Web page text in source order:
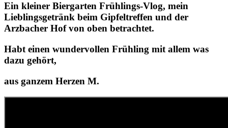
Ein kleiner Biergarten Frühlings-Vlog, mein
Lieblingsgetränk beim Gipfeltreffen und der
Arzbacher Hof von oben betrachtet.
Habt einen wundervollen Frühling mit allem was
dazu gehört,
aus ganzem Herzen M.